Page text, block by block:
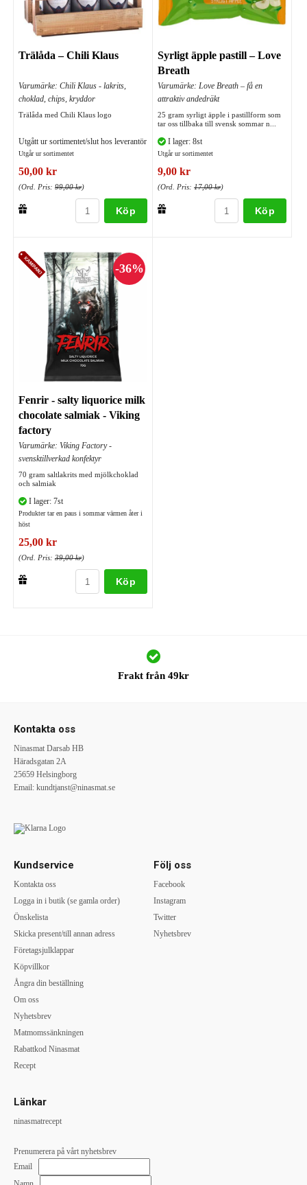
Trälåda – Chili Klaus
Varumärke: Chili Klaus - lakrits,
choklad, chips, kryddor
Trälåda med Chili Klaus logo
Utgått ur sortimentet/slut hos leverantör
Utgår ur sortimentet
50,00 kr
(Ord. Pris: 99,00 kr)
Köp
Syrligt äpple pastill – Love
Breath
Varumärke: Love Breath – få en
attraktiv andedräkt
25 gram syrligt äpple i pastillform som
tar oss tillbaka till svensk sommar n...
I lager: 8st
Utgår ur sortimentet
9,00 kr
(Ord. Pris: 17,00 kr)
Köp
Fenrir - salty liquorice milk
chocolate salmiak - Viking
factory
Varumärke: Viking Factory -
svensktillverkad konfektyr
70 gram saltlakrits med mjölkchoklad
och salmiak
I lager: 7st
Produkter tar en paus i sommar värmen åter i
höst
25,00 kr
(Ord. Pris: 39,00 kr)
Köp
Frakt från 49kr
Kontakta oss
Ninasmat Darsab HB
Häradsgatan 2A
25659 Helsingborg
Email: kundtjanst@ninasmat.se
Kundservice
Kontakta oss
Logga in i butik (se gamla order)
Önskelista
Skicka present/till annan adress
Företagsjulklappar
Köpvillkor
Ångra din beställning
Om oss
Nyhetsbrev
Matmomssänkningen
Rabattkod Ninasmat
Recept
Följ oss
Facebook
Instagram
Twitter
Nyhetsbrev
Länkar
ninasmatrecept
Prenumerera på vårt nyhetsbrev
Email